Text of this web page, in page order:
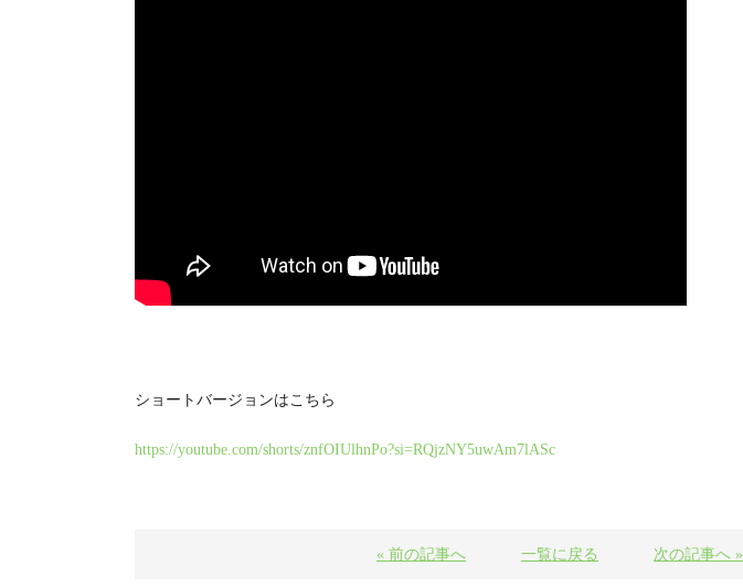
ショートバージョンはこちら
https://youtube.com/shorts/znfOIUlhnPo?si=RQjzNY5uwAm7lASc
« 前の記事へ 一覧に戻る 次の記事へ »